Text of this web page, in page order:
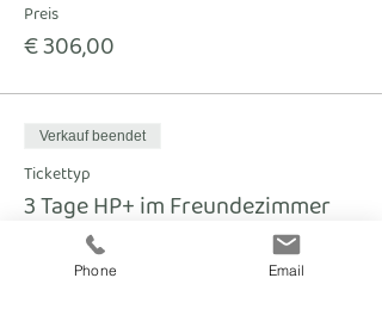
Preis
€ 306,00
Verkauf beendet
Tickettyp
3 Tage HP+ im Freundezimmer
Mehr Infos
Phone Email